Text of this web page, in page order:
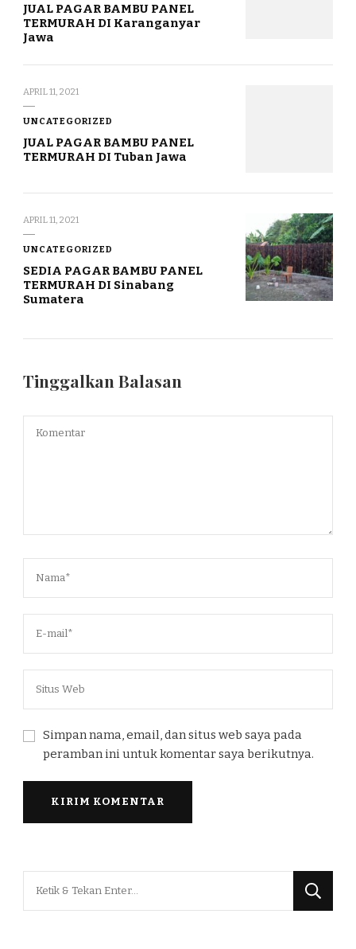
JUAL PAGAR BAMBU PANEL
TERMURAH DI Karanganyar
Jawa
APRIL 11, 2021
UNCATEGORIZED
JUAL PAGAR BAMBU PANEL
TERMURAH DI Tuban Jawa
APRIL 11, 2021
UNCATEGORIZED
SEDIA PAGAR BAMBU PANEL
TERMURAH DI Sinabang
Sumatera
Tinggalkan Balasan
Simpan nama, email, dan situs web saya pada
peramban ini untuk komentar saya berikutnya.